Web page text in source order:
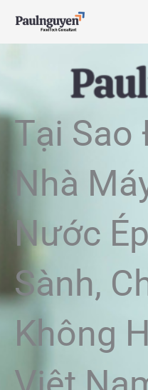
Tại Sao
Nhà
Nước
Sành,
Không